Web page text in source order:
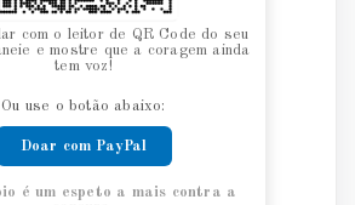
com o leitor de QR Code do seu
e mostre que a coragem ainda
tem voz!
Ou use o botão abaixo:
Doar com PayPal
é um espeto a mais contra a